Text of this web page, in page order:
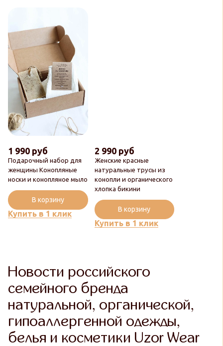
Подарочный набор для
женщины Конопляные
носки и конопляное мыло
1 990 руб
Купить в 1 клик
В корзину
Женские красные
натуральные трусы из
конопли и органического
хлопка бикини
2 990 руб
Купить в 1 клик
В корзину
Новости российского
семейного бренда
натуральной, органической,
гипоаллергенной одежды,
белья и косметики Uzor Wear